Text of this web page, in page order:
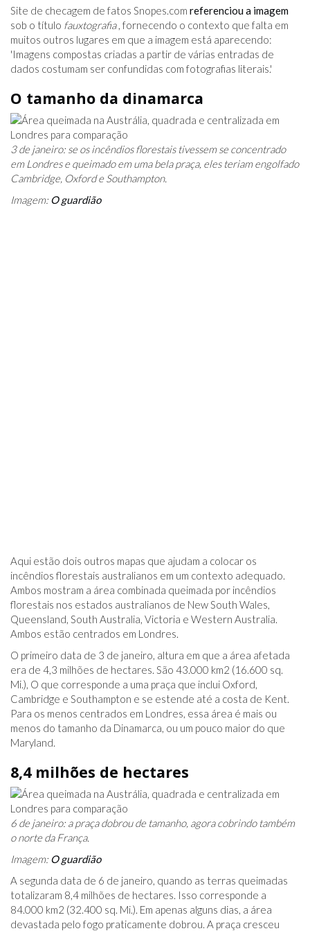
Site de checagem de fatos Snopes.com referenciou a imagem
sob o título fauxtografia, fornecendo o contexto que falta em
muitos outros lugares em que a imagem está aparecendo:
'Imagens compostas criadas a partir de várias entradas de
dados costumam ser confundidas com fotografias literais.'
O tamanho da dinamarca
3 de janeiro: se os incêndios florestais tivessem se concentrado
em Londres e queimado em uma bela praça, eles teriam engolfado
Cambridge, Oxford e Southampton.
Imagem: O guardião
Aqui estão dois outros mapas que ajudam a colocar os
incêndios florestais australianos em um contexto adequado.
Ambos mostram a área combinada queimada por incêndios
florestais nos estados australianos de New South Wales,
Queensland, South Australia, Victoria e Western Australia.
Ambos estão centrados em Londres.
O primeiro data de 3 de janeiro, altura em que a área afetada
era de 4,3 milhões de hectares. São 43.000 km2 (16.600 sq.
Mi.), O que corresponde a uma praça que inclui Oxford,
Cambridge e Southampton e se estende até a costa de Kent.
Para os menos centrados em Londres, essa área é mais ou
menos do tamanho da Dinamarca, ou um pouco maior do que
Maryland.
8,4 milhões de hectares
6 de janeiro: a praça dobrou de tamanho, agora cobrindo também
o norte da França.
Imagem: O guardião
A segunda data de 6 de janeiro, quando as terras queimadas
totalizaram 8,4 milhões de hectares. Isso corresponde a
84.000 km2 (32.400 sq. Mi.). Em apenas alguns dias, a área
devastada pelo fogo praticamente dobrou. A praça cresceu